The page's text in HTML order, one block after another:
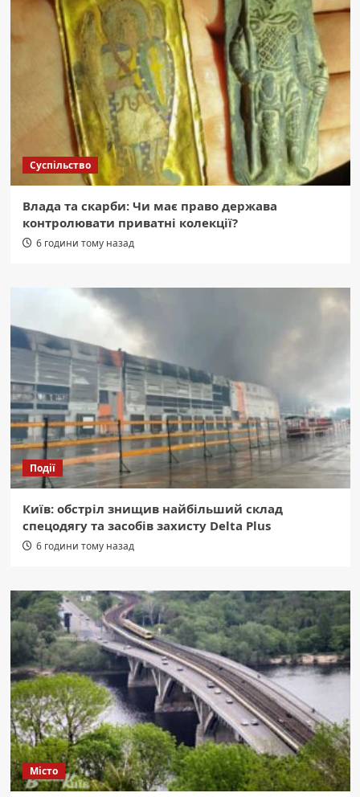
Суспільство
Влада та скарби: Чи має право держава
контролювати приватні колекції?
6 години тому назад
Події
Київ: обстріл знищив найбільший склад
спецодягу та засобів захисту Delta Plus
6 години тому назад
Місто